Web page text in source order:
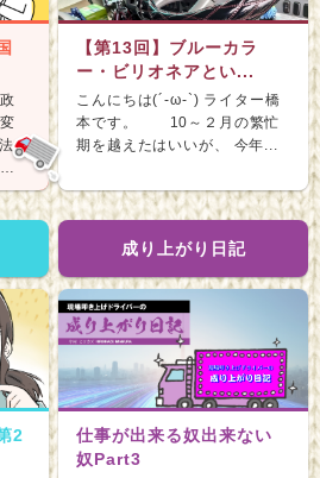
が
【第13回】ブルーカラ
ー・ビリオネアとい...
こんにちは(´-ω-`) ライター橋
本です。 10～２月の繁忙
期を越えたはいいが、 今年...
2
成り上がり日記
仕事が出来る奴出来ない
奴Part3